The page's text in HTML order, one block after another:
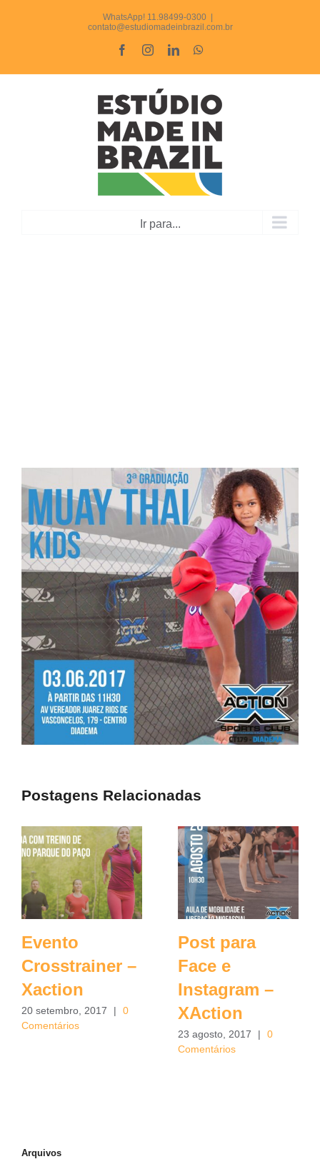
WhatsApp! 11.98499-0300
contato@estudiomadeinbrazil.com.br
FacebookInstagramLinkedIn
Ir para...
Postagens Relacionadas
Evento
Crosstrainer –
Xaction
20 setembro, 2017 |
0
Comentários
Post para
Face e
Instagram –
XAction
23 agosto, 2017 |
0
Comentários
Arquivos